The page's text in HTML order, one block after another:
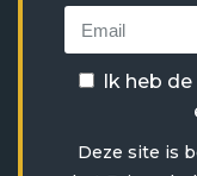
Ik heb de
Deze site is